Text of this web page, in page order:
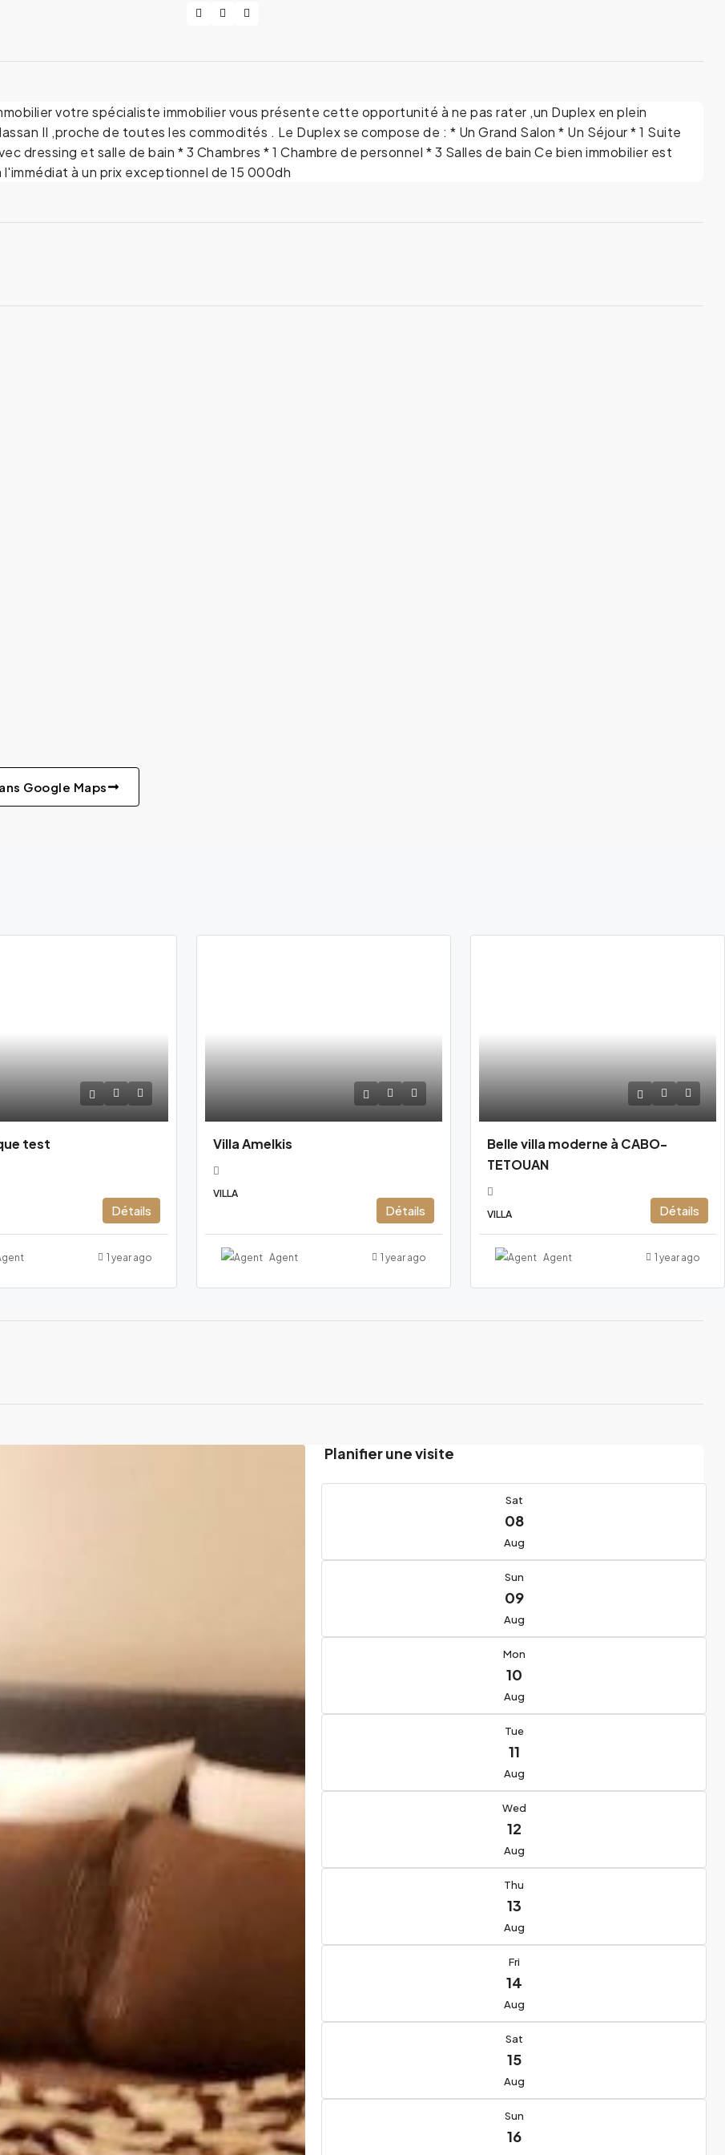
votre spécialiste immobilier vous présente cette opportunité à ne pas rater ,un Duplex en plein
II ,proche de toutes les commodités . Le Duplex se compose de : * Un Grand Salon * Un Séjour * 1 Suite
dressing et salle de bain * 3 Chambres * 1 Chambre de personnel * 3 Salles de bain Ce bien immobilier est
l'immédiat à un prix exceptionnel de 15 000dh
Google Maps
test
Détails
1 year ago
Villa Amelkis
VILLA
Détails
Agent 1 year ago
Belle villa moderne à CABO-
TETOUAN
VILLA Détails
Agent 1 year ago
Planifier une visite
Sat
08
Aug
Sun
09
Aug
Mon
10
Aug
Tue
11
Aug
Wed
12
Aug
Thu
13
Aug
Fri
14
Aug
Sat
15
Aug
Sun
16